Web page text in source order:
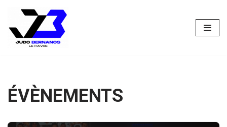
Aller
au
ÉVÈNEMENTS